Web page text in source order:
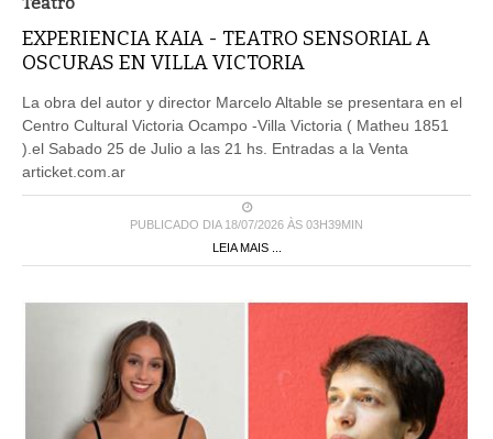
EXPERIENCIA KAIA - TEATRO SENSORIAL A
OSCURAS EN VILLA VICTORIA
La obra del autor y director Marcelo Altable se presentara en el
Centro Cultural Victoria Ocampo -Villa Victoria ( Matheu 1851
).el Sabado 25 de Julio a las 21 hs. Entradas a la Venta
articket.com.ar
PUBLICADO DIA 18/07/2026 ÀS 03H39MIN
LEIA MAIS ...